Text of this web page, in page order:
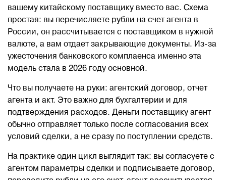
вашему китайскому поставщику вместо вас. Схема
простая: вы перечисляете рубли на счет агента в
России, он рассчитывается с поставщиком в нужной
валюте, а вам отдает закрывающие документы. Из-за
ужесточения банковского комплаенса именно эта
модель стала в 2026 году основной.
Что вы получаете на руки: агентский договор, отчет
агента и акт. Это важно для бухгалтерии и для
подтверждения расходов. Деньги поставщику агент
обычно отправляет только после согласования всех
условий сделки, а не сразу по поступлении средств.
На практике один цикл выглядит так: вы согласуете с
агентом параметры сделки и подписываете договор,